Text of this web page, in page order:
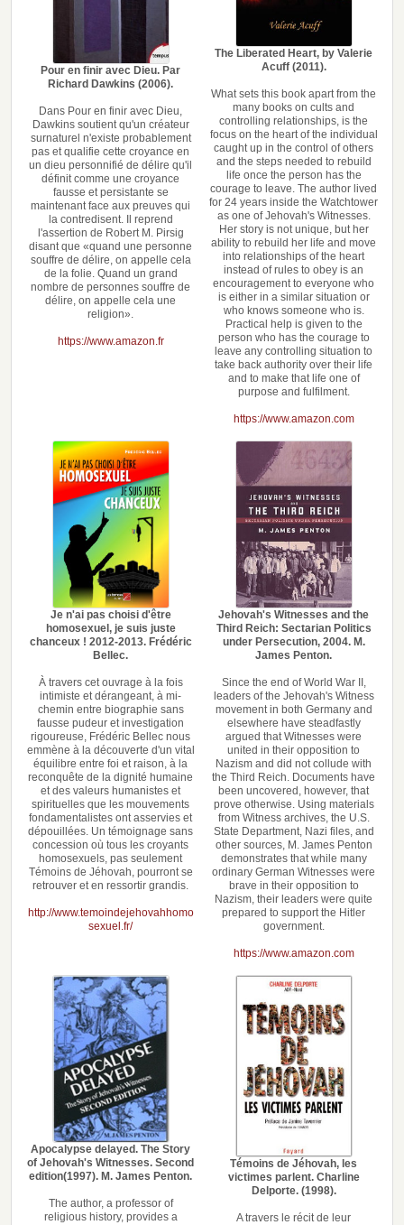
Pour en finir avec Dieu. Par
Richard Dawkins (2006).
Dans Pour en finir avec Dieu,
Dawkins soutient qu'un créateur
surnaturel n'existe probablement
pas et qualifie cette croyance en
un dieu personnifié de délire qu'il
définit comme une croyance
fausse et persistante se
maintenant face aux preuves qui
la contredisent. Il reprend
l'assertion de Robert M. Pirsig
disant que «quand une personne
souffre de délire, on appelle cela
de la folie. Quand un grand
nombre de personnes souffre de
délire, on appelle cela une
religion».
https://www.amazon.fr
The Liberated Heart, by Valerie
Acuff (2011).
What sets this book apart from the
many books on cults and
controlling relationships, is the
focus on the heart of the individual
caught up in the control of others
and the steps needed to rebuild
life once the person has the
courage to leave. The author lived
for 24 years inside the Watchtower
as one of Jehovah's Witnesses.
Her story is not unique, but her
ability to rebuild her life and move
into relationships of the heart
instead of rules to obey is an
encouragement to everyone who
is either in a similar situation or
who knows someone who is.
Practical help is given to the
person who has the courage to
leave any controlling situation to
take back authority over their life
and to make that life one of
purpose and fulfilment.
https://www.amazon.com
Je n'ai pas choisi d'être
homosexuel, je suis juste
chanceux ! 2012-2013. Frédéric
Bellec.
À travers cet ouvrage à la fois
intimiste et dérangeant, à mi-
chemin entre biographie sans
fausse pudeur et investigation
rigoureuse, Frédéric Bellec nous
emmène à la découverte d'un vital
équilibre entre foi et raison, à la
reconquête de la dignité humaine
et des valeurs humanistes et
spirituelles que les mouvements
fondamentalistes ont asservies et
dépouillées. Un témoignage sans
concession où tous les croyants
homosexuels, pas seulement
Témoins de Jéhovah, pourront se
retrouver et en ressortir grandis.
http://www.temoindejehovahhomo
sexuel.fr/
Jehovah's Witnesses and the
Third Reich: Sectarian Politics
under Persecution, 2004. M.
James Penton.
Since the end of World War II,
leaders of the Jehovah's Witness
movement in both Germany and
elsewhere have steadfastly
argued that Witnesses were
united in their opposition to
Nazism and did not collude with
the Third Reich. Documents have
been uncovered, however, that
prove otherwise. Using materials
from Witness archives, the U.S.
State Department, Nazi files, and
other sources, M. James Penton
demonstrates that while many
ordinary German Witnesses were
brave in their opposition to
Nazism, their leaders were quite
prepared to support the Hitler
government.
https://www.amazon.com
Apocalypse delayed. The Story
of Jehovah's Witnesses. Second
edition(1997). M. James Penton.
The author, a professor of
religious history, provides a
Témoins de Jéhovah, les
victimes parlent. Charline
Delporte. (1998).
A travers le récit de leur